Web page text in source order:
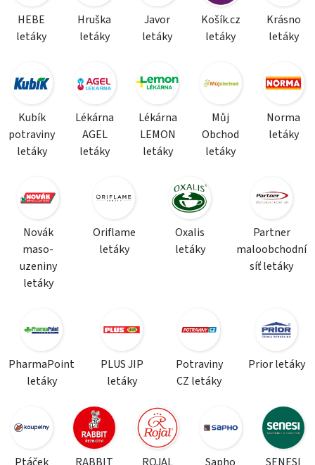
HEBE
letáky
Hruška
letáky
Javor
letáky
Košík.cz
letáky
Krásno
letáky
Kubík
potraviny
letáky
Lékárna
AGEL
letáky
Lékárna
LEMON
letáky
Můj
Obchod
letáky
Norma
letáky
Novák
maso-
uzeniny
letáky
Oriflame
letáky
Oxalis
letáky
Partner
maloobchodní
síť letáky
PharmaPoint
letáky
PLUS JIP
letáky
Potraviny
CZ letáky
Prior letáky